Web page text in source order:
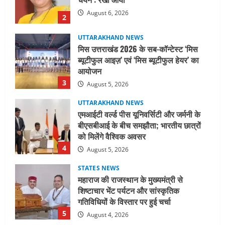
3
आयोजन
August 5, 2026
4
UTTARAKHAND NEWS
एमआईटी वर्ल्ड पीस यूनिवर्सिटी और जर्मनी के
बीएसबीआई के बीच समझौता; भारतीय छात्रों
को मिलेंगे वैश्विक अवसर
August 5, 2026
5
STATES NEWS
महाराज की राजस्थान के मुख्यमंत्री से
शिष्टाचार भेंट पर्यटन और सांस्कृतिक
गतिविधियों के विस्तार पर हुई चर्चा
August 4, 2026
1
UTTARAKHAND NEWS
जिलाधिकारी/जिला निर्वाचन अधिकारी ने
सहसपुर विधानसभा क्षेत्र के पोलिंग बूथों का
निरीक्षण कर एसआईआर आपत्ति निस्तारण
शिविर की व्यवस्थाओं का लिया जायजा